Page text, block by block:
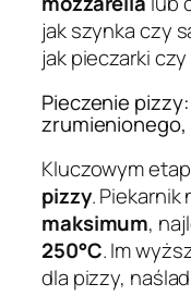
jak szynka czy
jak pieczarki
Pieczenie
Kluczowym
pizzy. Piekarnik
maksimum,
250°C. Im
dla pizzy,